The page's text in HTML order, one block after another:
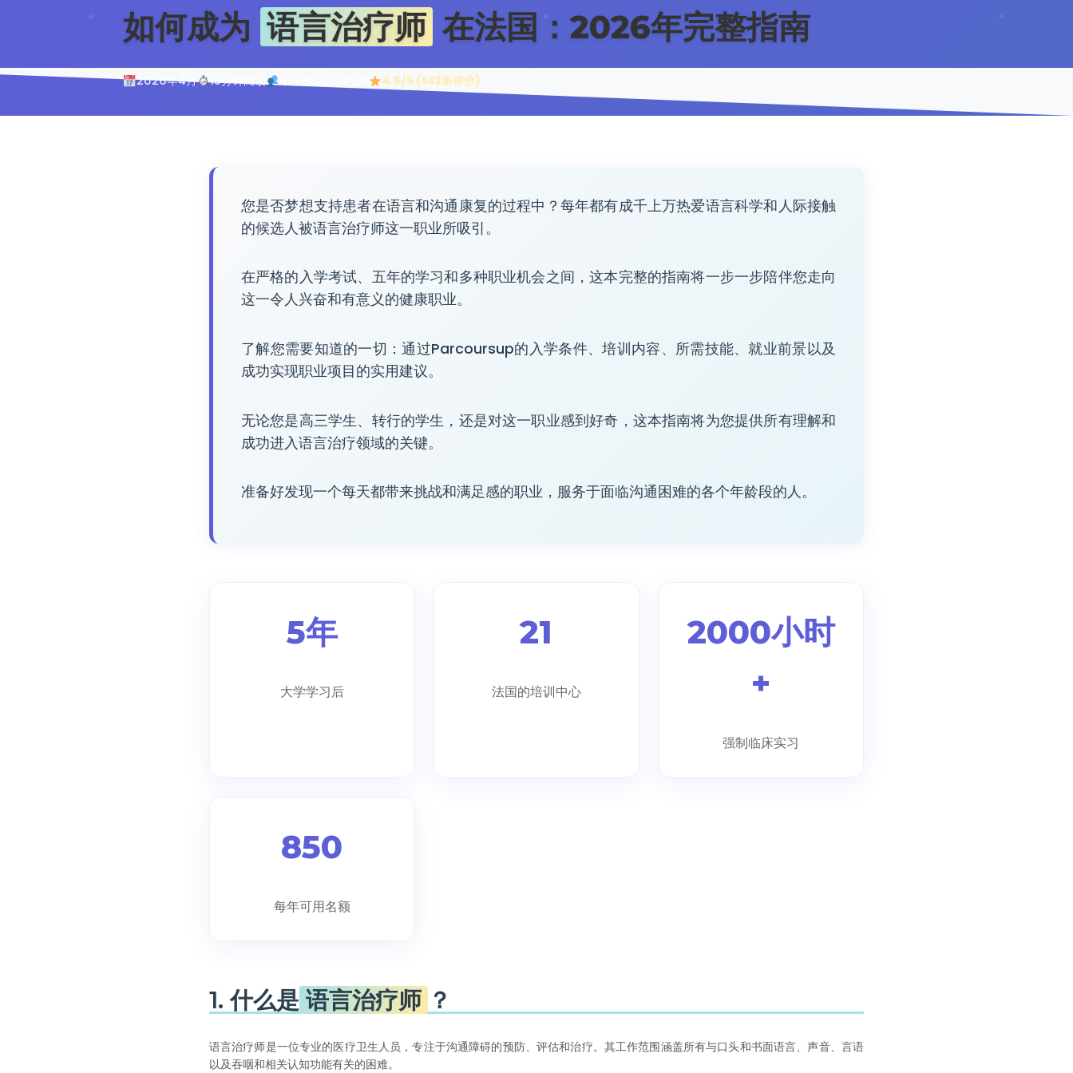
如何成为 语言治疗师 在法国：2026年完整指南
2026年4月 15分钟阅读 4.8/5 (142条评价)
您是否梦想支持患者在语言和沟通康复的过程中？每年都有成千上万热爱语言科学和人际接触
的候选人被语言治疗师这一职业所吸引。
在严格的入学考试、五年的学习和多种职业机会之间，这本完整的指南将一步一步陪伴您走向
这一令人兴奋和有意义的健康职业。
了解您需要知道的一切：通过Parcoursup的入学条件、培训内容、所需技能、就业前景以及
成功实现职业项目的实用建议。
无论您是高三学生、转行的学生，还是对这一职业感到好奇，这本指南将为您提供所有理解和
成功进入语言治疗领域的关键。
准备好发现一个每天都带来挑战和满足感的职业，服务于面临沟通困难的各个年龄段的人。
5年
大学学习后
21
法国的培训中心
2000小时
+
强制临床实习
850
每年可用名额
1. 什么是 语言治疗师 ？
语言治疗师是一位专业的医疗卫生人员，专注于沟通障碍的预防、评估和治疗。其工作范围涵盖所有与口头和书面语言、声音、言语
以及吞咽和相关认知功能有关的困难。